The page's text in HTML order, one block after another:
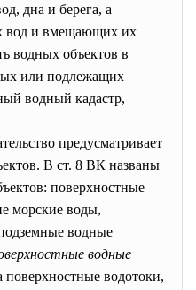
дна и берега, а
вод и вмещающих их
водных объектов в
или подлежащих
водный кадастр,
предусматривает
В ст. 8 ВК названы
поверхностные
морские воды,
водные
водные
поверхностные водотоки,